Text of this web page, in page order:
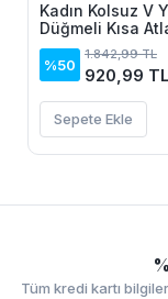
Kadın Kolsuz V
Düğmeli Kısa
Elbise
%50
1.842,99 TL
920,99 TL
Sepete Ekle
Tüm kredi kartı